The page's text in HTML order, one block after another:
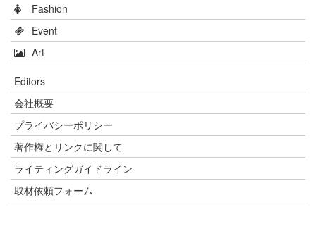
Fashion
Event
Art
Editors
会社概要
プライバシーポリシー
著作権とリンクに関して
ライティングガイドライン
取材依頼フォーム